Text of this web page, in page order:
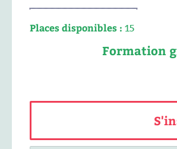
Places disponibles : 15
Formation